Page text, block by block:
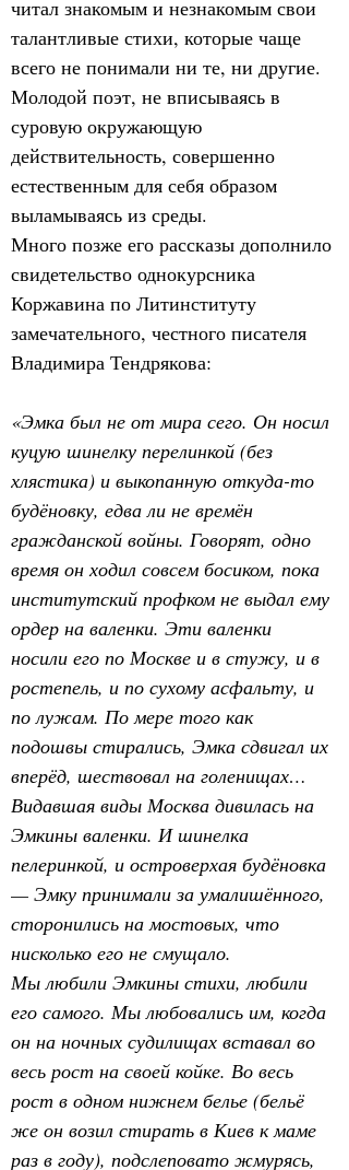
читал знакомым и незнакомым свои
талантливые стихи, которые чаще
всего не понимали ни те, ни другие.
Молодой поэт, не вписываясь в
суровую окружающую
действительность, совершенно
естественным для себя образом
выламываясь из среды.
Много позже его рассказы дополнило
свидетельство однокурсника
Коржавина по Литинституту
замечательного, честного писателя
Владимира Тендрякова:
«Эмка был не от мира сего. Он носил
куцую шинелку перелинкой (без
хлястика) и выкопанную откуда-то
будёновку, едва ли не времён
гражданской войны. Говорят, одно
время он ходил совсем босиком, пока
институтский профком не выдал ему
ордер на валенки. Эти валенки
носили его по Москве и в стужу, и в
ростепель, и по сухому асфальту, и
по лужам. По мере того как
подошвы стирались, Эмка сдвигал их
вперёд, шествовал на голенищах…
Видавшая виды Москва дивилась на
Эмкины валенки. И шинелка
пелеринкой, и островерхая будёновка
— Эмку принимали за умалишённого,
сторонились на мостовых, что
нисколько его не смущало.
Мы любили Эмкины стихи, любили
его самого. Мы любовались им, когда
он на ночных судилищах вставал во
весь рост на своей койке. Во весь
рост в одном нижнем белье (бельё
же он возил стирать в Киев к маме
раз в году), подслеповато жмурясь,